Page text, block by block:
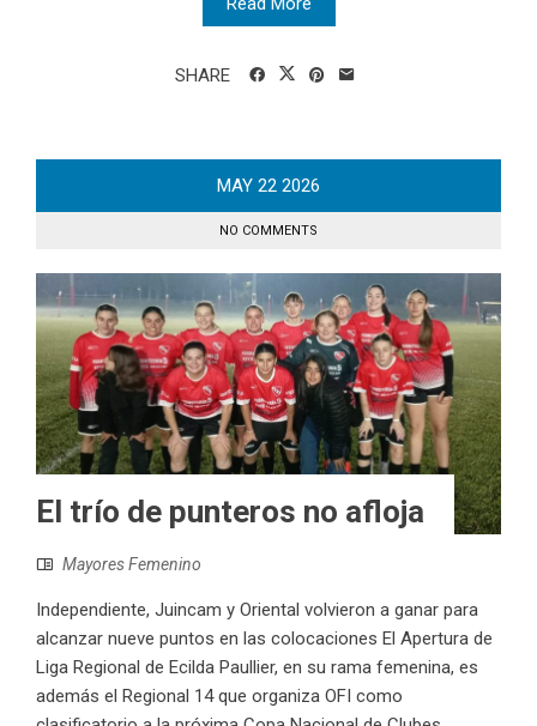
SHARE
MAY 22 2026
NO COMMENTS
El trío de punteros no afloja
Mayores Femenino
Independiente, Juincam y Oriental volvieron a ganar para
alcanzar nueve puntos en las colocaciones El Apertura de
Liga Regional de Ecilda Paullier, en su rama femenina, es
además el Regional 14 que organiza OFI como